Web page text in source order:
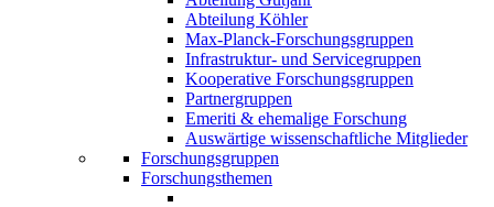
Abteilung Köhler
Max-Planck-Forschungsgruppen
Infrastruktur- und Servicegruppen
Kooperative Forschungsgruppen
Partnergruppen
Emeriti & ehemalige Forschung
Auswärtige wissenschaftliche Mitglieder
Forschungsgruppen
Forschungsthemen